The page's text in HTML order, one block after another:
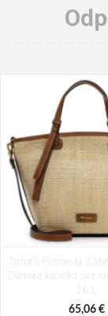
Tamaris Fernanda
Dámska kabelka cez
16 L
65,06 €